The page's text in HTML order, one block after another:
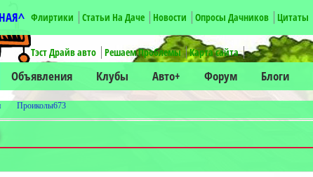
Флиртики Статьи На Даче Новости Опросы Дачников Цитаты
Тэст Драйв авто Решаем Проблемы Карта сайта
Объявления Клубы Авто+ Форум Блоги
Проиколы673